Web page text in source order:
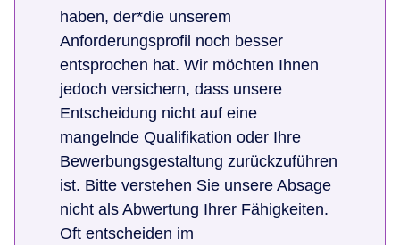
haben, der*die unserem
Anforderungsprofil noch besser
entsprochen hat. Wir möchten Ihnen
jedoch versichern, dass unsere
Entscheidung nicht auf eine
mangelnde Qualifikation oder Ihre
Bewerbungsgestaltung zurückzuführen
ist. Bitte verstehen Sie unsere Absage
nicht als Abwertung Ihrer Fähigkeiten.
Oft entscheiden im